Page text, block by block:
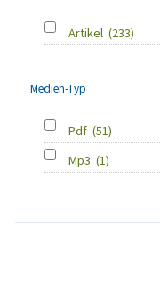
Artikel (233)
Medien-Typ
Pdf (51)
Mp3 (1)